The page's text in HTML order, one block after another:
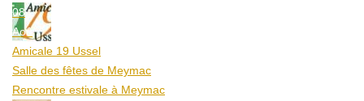
08
Aoû
Amicale 19 Ussel
Salle des fêtes de Meymac
Rencontre estivale à Meymac